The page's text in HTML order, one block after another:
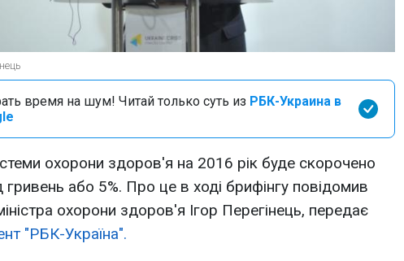
время на шум! Читай только суть из РБК-Украина в
охорони здоров'я на 2016 рік буде скорочено
або 5%. Про це в ході брифінгу повідомив
охорони здоров'я Ігор Перегінець, передає
"РБК-Україна".